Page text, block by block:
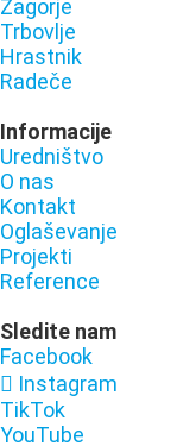
Zagorje
Trbovlje
Hrastnik
Radeče
Informacije
Uredništvo
O nas
Kontakt
Oglaševanje
Projekti
Reference
Sledite nam
Facebook
Instagram
TikTok
YouTube